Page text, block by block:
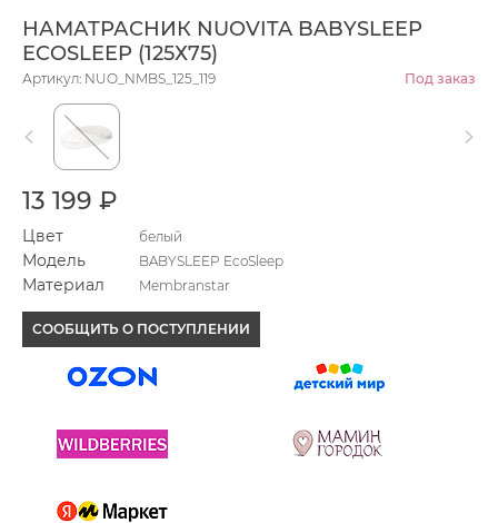
НАМАТРАСНИК NUOVITA BABYSLEEP
ECOSLEEP (125Х75)
Артикул: NUO_NMBS_125_119 Под заказ
13 199 ₽
Цвет белый
Модель BABYSLEEP EcoSleep
Материал Membranstar
СООБЩИТЬ О ПОСТУПЛЕНИИ